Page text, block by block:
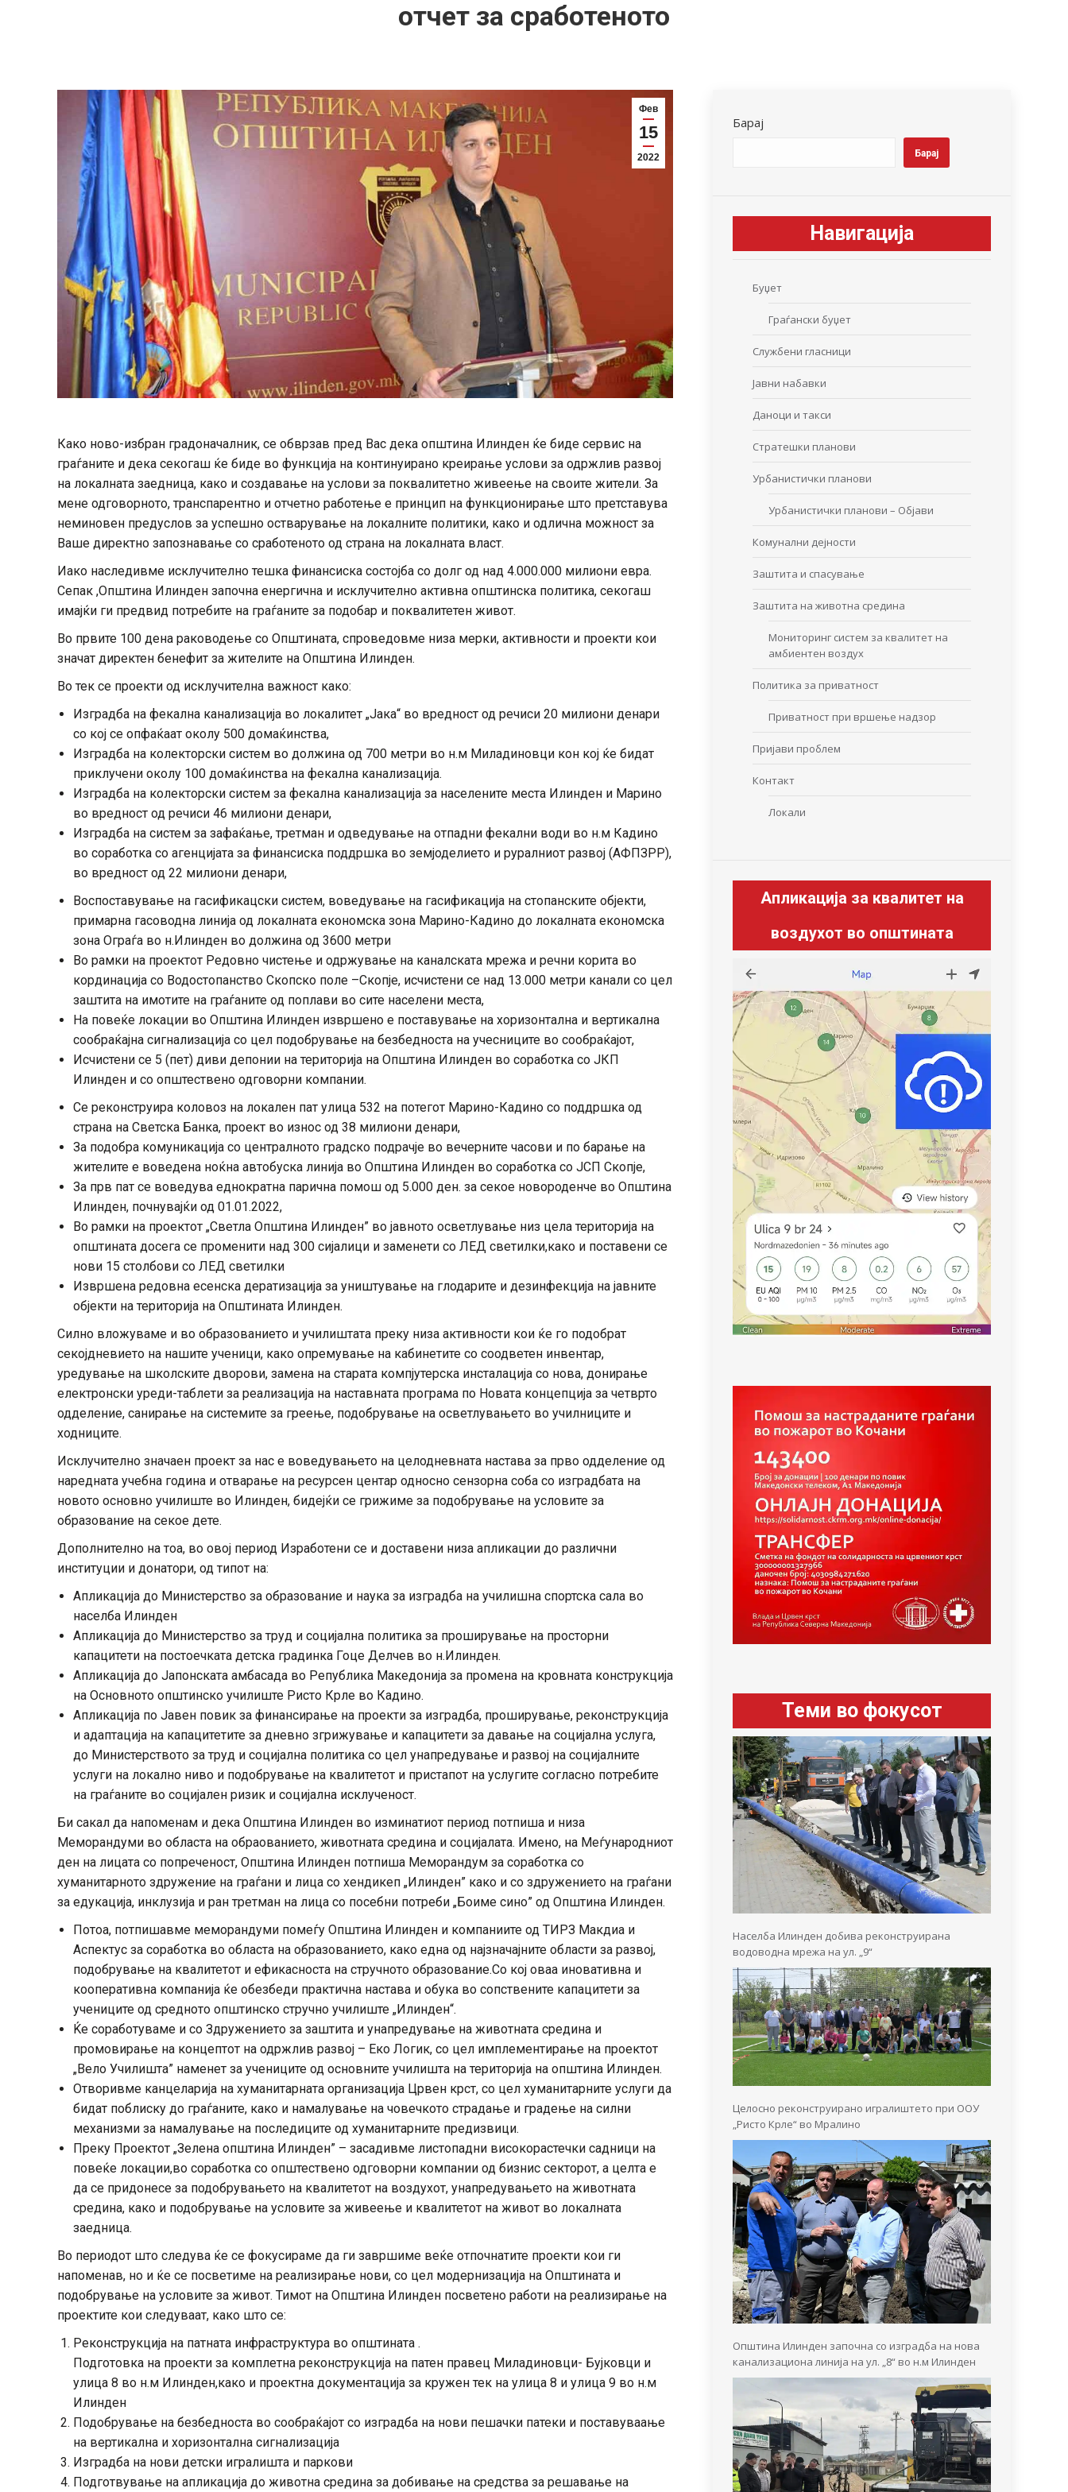
отчет за сработеното
Фев
15
2022
Како ново-избран градоначалник, се обврзав пред Вас дека општина Илинден ќе биде сервис на
граѓаните и дека секогаш ќе биде во функција на континуирано креирање услови за одржлив развој
на локалната заедница, како и создавање на услови за поквалитетно живеење на своите жители. За
мене одговорното, транспарентно и отчетно работење е принцип на функционирање што претставува
неминовен предуслов за успешно остварување на локалните политики, како и одлична можност за
Ваше директно запознавање со сработеното од страна на локалната власт.
Иако наследивме исклучително тешка финансиска состојба со долг од над 4.000.000 милиони евра.
Сепак ,Општина Илинден започна енергична и исклучително активна општинска политика, секогаш
имајќи ги предвид потребите на граѓаните за подобар и поквалитетен живот.
Во првите 100 дена раководење со Општината, спроведовме низа мерки, активности и проекти кои
значат директен бенефит за жителите на Општина Илинден.
Во тек се проекти од исклучителна важност како:
Изградба на фекална канализација во локалитет „Јака“ во вредност од речиси 20 милиони денари
со кој се опфаќаат околу 500 домаќинства,
Изградба на колекторски систем во должина од 700 метри во н.м Миладиновци кон кој ќе бидат
приклучени околу 100 домаќинства на фекална канализација.
Изградба на колекторски систем за фекална канализација за населените места Илинден и Марино
во вредност од речиси 46 милиони денари,
Изградба на систем за зафаќање, третман и одведување на отпадни фекални води во н.м Кадино
во соработка со агенцијата за финансиска поддршка во земјоделието и руралниот развој (АФПЗРР),
во вредност од 22 милиони денари,
Воспоставување на гасификацски систем, воведување на гасификација на стопанските објекти,
примарна гасоводна линија од локалната економска зона Марино-Кадино до локалната економска
зона Ограѓа во н.Илинден во должина од 3600 метри
Во рамки на проектот Редовно чистење и одржување на каналската мрежа и речни корита во
кординација со Водостопанство Скопско поле –Скопје, исчистени се над 13.000 метри канали со цел
заштита на имотите на граѓаните од поплави во сите населени места,
На повеќе локации во Општина Илинден извршено е поставување на хоризонтална и вертикална
сообраќајна сигнализација со цел подобрување на безбедноста на учесниците во сообраќајот,
Исчистени се 5 (пет) диви депонии на територија на Општина Илинден во соработка со ЈКП
Илинден и со општествено одговорни компании.
Се реконструира коловоз на локален пат улица 532 на потегот Марино-Кадино со поддршка од
страна на Светска Банка, проект во износ од 38 милиони денари,
За подобра комуникација со централното градско подрачје во вечерните часови и по барање на
жителите е воведена ноќна автобуска линија во Општина Илинден во соработка со ЈСП Скопје,
За прв пат се воведува еднократна парична помош од 5.000 ден. за секое новороденче во Општина
Илинден, почнувајќи од 01.01.2022,
Во рамки на проектот „Светла Општина Илинден” во јавното осветлување низ цела територија на
општината досега се променити над 300 сијалици и заменети со ЛЕД светилки,како и поставени се
нови 15 столбови со ЛЕД светилки
Извршена редовна есенска дератизација за уништување на глодарите и дезинфекција на јавните
објекти на територија на Општината Илинден.
Силно вложуваме и во образованието и училиштата преку низа активности кои ќе го подобрат
секојдневието на нашите ученици, како опремување на кабинетите со соодветен инвентар,
уредување на школските дворови, замена на старата компјутерска инсталација со нова, донирање
електронски уреди-таблети за реализација на наставната програма по Новата концепција за четврто
одделение, санирање на системите за греење, подобрување на осветлувањето во училниците и
ходниците.
Исклучително значаен проект за нас е воведувањето на целодневната настава за прво одделение од
наредната учебна година и отварање на ресурсен центар односно сензорна соба со изградбата на
новото основно училиште во Илинден, бидејќи се грижиме за подобрување на условите за
образование на секое дете.
Дополнително на тоа, во овој период Изработени се и доставени низа апликации до различни
институции и донатори, од типот на:
Апликација до Министерство за образование и наука за изградба на училишна спортска сала во
населба Илинден
Апликација до Министерство за труд и социјална политика за проширување на просторни
капацитети на постоечката детска градинка Гоце Делчев во н.Илинден.
Апликација до Јапонската амбасада во Република Македонија за промена на кровната конструкција
на Основното општинско училиште Ристо Крле во Кадино.
Апликација по Јавен повик за финансирање на проекти за изградба, проширување, реконструкција
и адаптација на капацитетите за дневно згрижување и капацитети за давање на социјална услуга,
до Министерството за труд и социјална политика со цел унапредување и развој на социјалните
услуги на локално ниво и подобрување на квалитетот и пристапот на услугите согласно потребите
на граѓаните во социјален ризик и социјална исклученост.
Би сакал да напоменам и дека Општина Илинден во изминатиот период потпиша и низа
Меморандуми во областа на обраованието, животната средина и социјалата. Имено, на Меѓународниот
ден на лицата со попреченост, Општина Илинден потпиша Меморандум за соработка со
хуманитарното здружение на граѓани и лица со хендикеп „Илинден” како и со здружението на граѓани
за едукација, инклузија и ран третман на лица со посебни потреби „Боиме сино” од Општина Илинден.
Потоа, потпишавме меморандуми помеѓу Општина Илинден и компаниите од ТИРЗ Макдиа и
Аспектус за соработка во областа на образованието, како една од најзначајните области за развој,
подобрување на квалитетот и ефикасноста на стручното образование.Со кој оваа иновативна и
кооперативна компанија ќе обезбеди практична настава и обука во сопствените капацитети за
учениците од средното општинско стручно училиште „Илинден“.
Ќе соработуваме и со Здружението за заштита и унапредување на животната средина и
промовирање на концептот на одржлив развој – Еко Логик, со цел имплементирање на проектот
„Вело Училишта” наменет за учениците од основните училишта на територија на општина Илинден.
Отворивме канцеларија на хуманитарната организација Црвен крст, со цел хуманитарните услуги да
бидат поблиску до граѓаните, како и намалување на човечкото страдање и градење на силни
механизми за намалување на последиците од хуманитарните предизвици.
Преку Проектот „Зелена општина Илинден” – засадивме листопадни високорастечки садници на
повеќе локации,во соработка со општествено одговорни компании од бизнис секторот, а целта е
да се придонесе за подобрувањето на квалитетот на воздухот, унапредувањето на животната
средина, како и подобрување на условите за живеење и квалитетот на живот во локалната
заедница.
Во периодот што следува ќе се фокусираме да ги завршиме веќе отпочнатите проекти кои ги
напоменав, но и ќе се посветиме на реализирање нови, со цел модернизација на Општината и
подобрување на условите за живот. Тимот на Општина Илинден посветено работи на реализирање на
проектите кои следуваат, како што се:
Реконструкција на патната инфраструктура во општината .
Подготовка на проекти за комплетна реконструкција на патен правец Миладиновци- Бујковци и
улица 8 во н.м Илинден,како и проектна документација за кружен тек на улица 8 и улица 9 во н.м
Илинден
Подобрување на безбедноста во сообраќајот со изградба на нови пешачки патеки и поставуваање
на вертикална и хоризонтална сигнализација
Изградба на нови детски игралишта и паркови
Подготвување на апликација до животна средина за добивање на средства за решавање на
Барај
Барај
Навигација
Буџет
Граѓански буџет
Службени гласници
Јавни набавки
Даноци и такси
Стратешки планови
Урбанистички планови
Урбанистички планови – Објави
Комунални дејности
Заштита и спасување
Заштита на животна средина
Мониторинг систем за квалитет на
амбиентен воздух
Политика за приватност
Приватност при вршење надзор
Пријави проблем
Контакт
Локали
Апликација за квалитет на
воздухот во општината
Теми во фокусот
Населба Илинден добива реконструирана
водоводна мрежа на ул. „9“
Целосно реконструирано игралиштето при ООУ
„Ристо Крле“ во Мралино
Општина Илинден започна со изградба на нова
канализациона линија на ул. „8“ во н.м Илинден